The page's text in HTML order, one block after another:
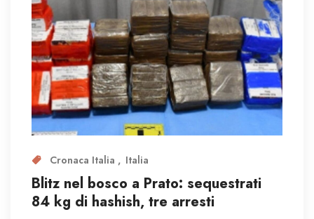
Cronaca Italia Italia
Blitz nel bosco a Prato: sequestrati
84 kg di hashish, tre arresti